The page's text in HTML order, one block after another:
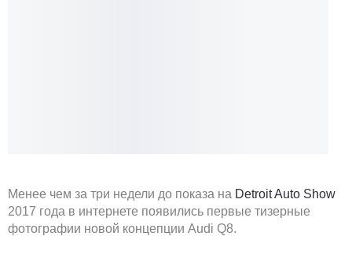
Менее чем за три недели до показа на Detroit Auto Show
2017 года в интернете появились первые тизерные
фотографии новой концепции Audi Q8.